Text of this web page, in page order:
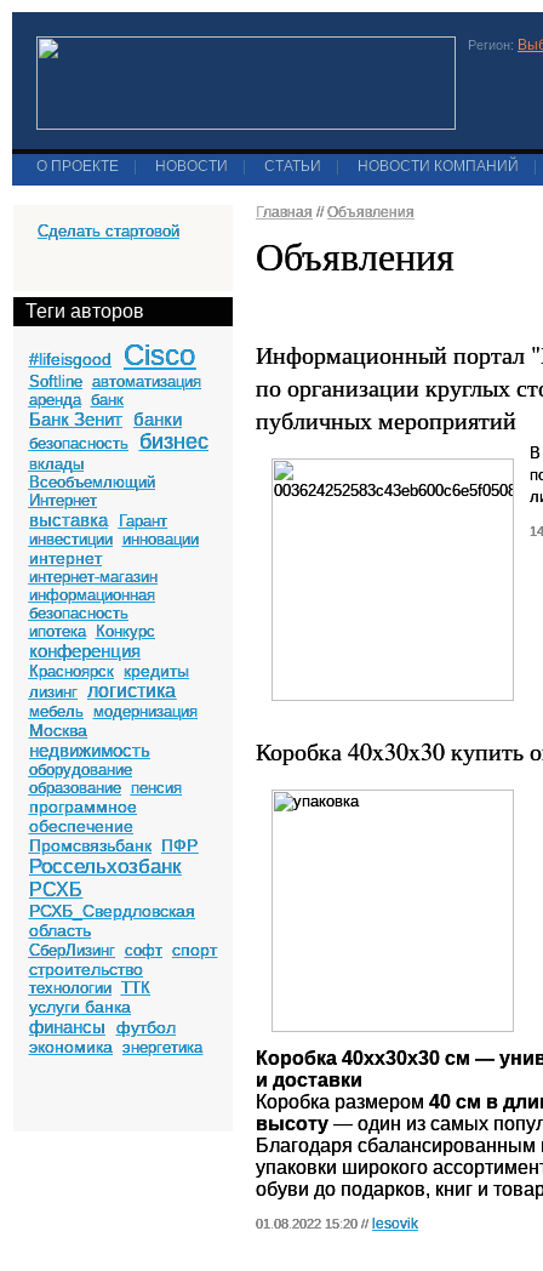
Регион:
О ПРОЕКТЕ НОВОСТИ СТАТЬИ НОВОСТИ КОМПАНИЙ
Сделать стартовой
Теги авторов
#lifeisgood Cisco
Softline автоматизация
аренда банк
Банк Зенит банки
безопасность бизнес
вклады
Всеобъемлющий
Интернет
выставка
Гарант
инвестиции инновации
интернет
интернет-магазин
информационная
безопасность
ипотека
Конкурс
конференция
Красноярск кредиты
лизинг логистика
мебель модернизация
Москва
недвижимость
оборудование
образование пенсия
программное
обеспечение
Промсвязьбанк ПФР
Россельхозбанк
РСХБ
РСХБ_Свердловская
область
СберЛизинг софт спорт
строительство
технологии ТТК
услуги банка
финансы
футбол
экономика
энергетика
Главная // Объявления
Объявления
Информационный портал
по организации круглых
публичных мероприятий
Коробка 40x30x30 купить
Коробка 40xx30x30 см —
и доставки
Коробка размером 40 см в
высоту — один из самых
Благодаря сбалансированным
упаковки широкого
обуви до подарков, книг и
01.08.2022 15:20 // lesovik